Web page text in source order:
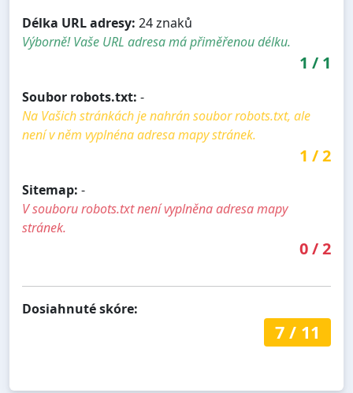
Délka URL adresy: 24 znaků
Výborně! Vaše URL adresa má přiměřenou délku.
1 / 1
Soubor robots.txt: -
Na Vašich stránkách je nahrán soubor robots.txt, ale
není v něm vyplnéna adresa mapy stránek.
1 /2
Sitemap: -
V souboru robots.txt není vyplněna adresa mapy
stránek.
0/2
Dosiahnuté skóre:
7/ 11